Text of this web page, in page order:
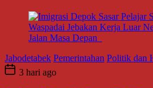
Jabodetabek Pemerintahan Politik dan
3 hari ago